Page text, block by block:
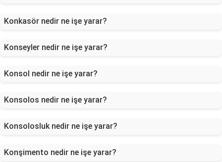
Konkasör nedir ne işe yarar?
Konseyler nedir ne işe yarar?
Konsol nedir ne işe yarar?
Konsolos nedir ne işe yarar?
Konsolosluk nedir ne işe yarar?
Konşimento nedir ne işe yarar?